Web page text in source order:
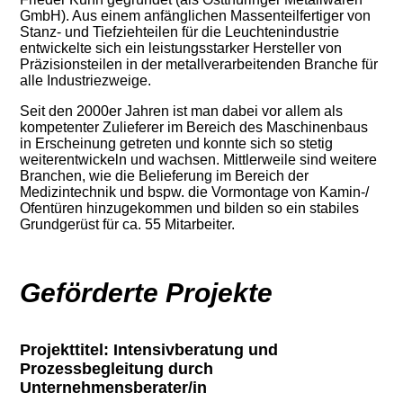
GmbH). Aus einem anfänglichen Massenteilfertiger von
Stanz- und Tiefziehteilen für die Leuchtenindustrie
entwickelte sich ein leistungsstarker Hersteller von
Präzisionsteilen in der metallverarbeitenden Branche für
alle Industriezweige.
Seit den 2000er Jahren ist man dabei vor allem als
kompetenter Zulieferer im Bereich des Maschinenbaus
in Erscheinung getreten und konnte sich so stetig
weiterentwickeln und wachsen. Mittlerweile sind weitere
Branchen, wie die Belieferung im Bereich der
Medizintechnik und bspw. die Vormontage von Kamin-/
Ofentüren hinzugekommen und bilden so ein stabiles
Grundgerüst für ca. 55 Mitarbeiter.
Geförderte Projekte
Projekttitel: Intensivberatung und
Prozessbegleitung durch
Unternehmensberater/in